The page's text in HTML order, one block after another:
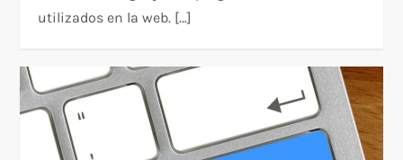
utilizados en la web. […]